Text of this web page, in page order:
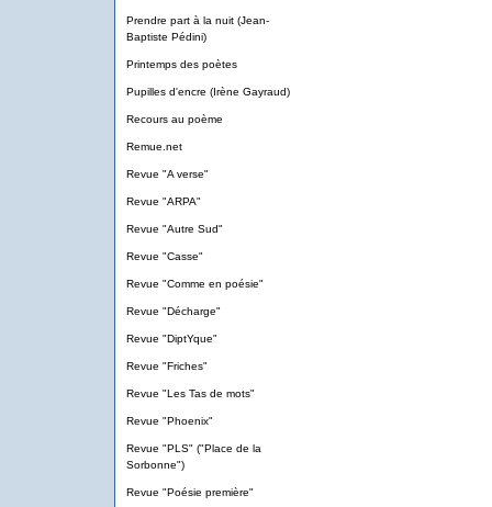
Prendre part à la nuit (Jean-
Baptiste Pédini)
Printemps des poètes
Pupilles d'encre (Irène Gayraud)
Recours au poème
Remue.net
Revue "A verse"
Revue "ARPA"
Revue "Autre Sud"
Revue "Casse"
Revue "Comme en poésie"
Revue "Décharge"
Revue "DiptYque"
Revue "Friches"
Revue "Les Tas de mots"
Revue "Phoenix"
Revue "PLS" ("Place de la
Sorbonne")
Revue "Poésie première"